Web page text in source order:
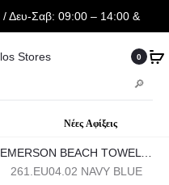
/ Δευ-Σαβ: 09:00 – 14:00 &
0
261.EU04.02 NAVY BLUE